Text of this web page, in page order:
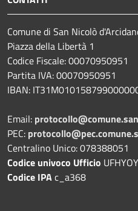
Comune di San Nicolò
Piazza della Libertà 1
Codice Fiscale: 00070950951
Partita IVA: 00070950951
IBAN:
Email:
PEC:
Centralino Unico: 078388051
Codice univoco Ufficio UFHYOY
Codice IPAc_a368